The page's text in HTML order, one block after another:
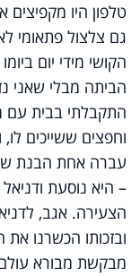
טלפון היו מקפיצים
גם צלצול פתאומי
הקושי מידי יום
הביתה מבלי שאני
התקבלתי בבית עם
וחפצים ששייכים
עברה אחת הבנת
– היא נוסעת
הצעירה. אגב,
ובזכותו הכשרנו
מבקשת מבורא